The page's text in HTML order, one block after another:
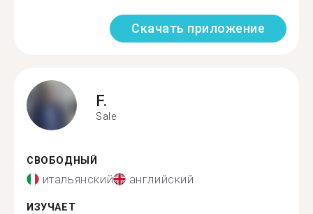
Скачать приложение
F.
Sale
СВОБОДНЫЙ
итальянский английский
ИЗУЧАЕТ